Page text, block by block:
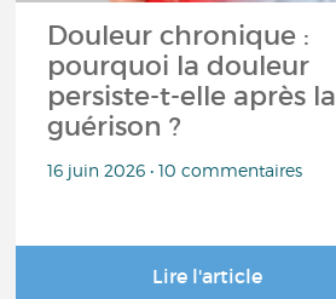
Douleur chronique :
pourquoi la douleur
persiste-t-elle après la
guérison ?
16 juin 2026 • 10 commentaires
Lire l'article